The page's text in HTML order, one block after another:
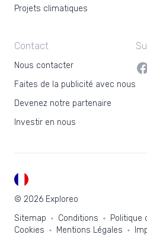
Projets climatiques
Contact
Nous contacter
Faites de la publicité avec nous
Devenez notre partenaire
Investir en nous
© 2026 Exploreo
Sitemap
Conditions
Politique
Cookies
Mentions Légales